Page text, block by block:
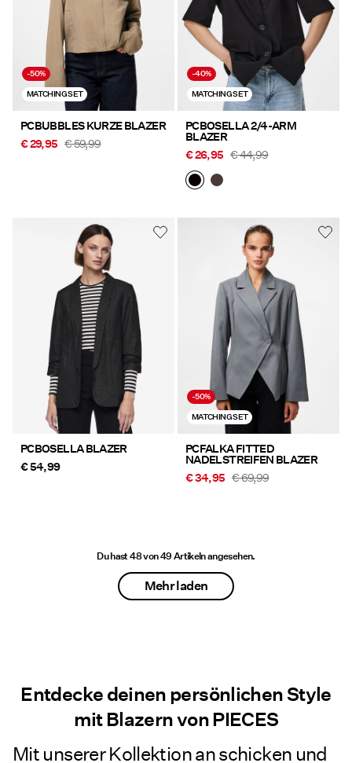
-50%
MATCHING SET
PCBUBBLES KURZE BLAZER
€ 29,95 € 59,99
-40%
MATCHING SET
PCBOSELLA 2/4-ARM
BLAZER
€ 26,95 € 44,99
PCBOSELLA BLAZER
€ 54,99
-50%
MATCHING SET
PCFALKA FITTED
NADELSTREIFEN BLAZER
€ 34,95 € 69,99
Du hast 48 von 49 Artikeln angesehen.
Mehr laden
Entdecke deinen persönlichen Style
mit Blazern von PIECES
Mit unserer Kollektion an schicken und